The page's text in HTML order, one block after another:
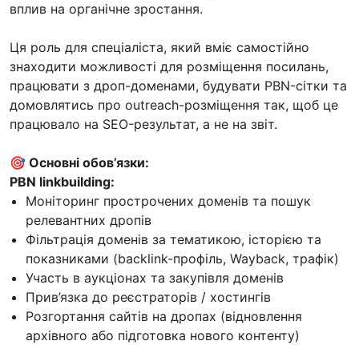
вплив на органічне зростання.
Ця роль для спеціаліста, який вміє самостійно
знаходити можливості для розміщення посилань,
працювати з дроп-доменами, будувати PBN-сітки та
домовлятись про outreach-розміщення так, щоб це
працювало на SEO-результат, а не на звіт.
🎯 Основні обов’язки:
PBN linkbuilding:
Моніторинг прострочених доменів та пошук
релевантних дропів
Фільтрація доменів за тематикою, історією та
показниками (backlink-профіль, Wayback, трафік)
Участь в аукціонах та закупівля доменів
Прив’язка до реєстраторів / хостингів
Розгортання сайтів на дропах (відновлення
архівного або підготовка нового контенту)